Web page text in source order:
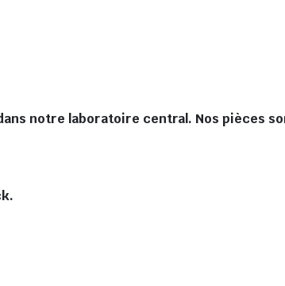
notre laboratoire central. Nos pièces